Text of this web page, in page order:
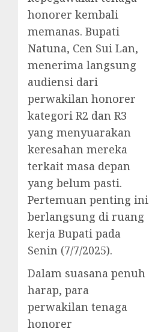
honorer kembali
memanas. Bupati
Natuna, Cen Sui Lan,
menerima langsung
audiensi dari
perwakilan honorer
kategori R2 dan R3
yang menyuarakan
keresahan mereka
terkait masa depan
yang belum pasti.
Pertemuan penting ini
berlangsung di ruang
kerja Bupati pada
Senin (7/7/2025).
Dalam suasana penuh
harap, para
perwakilan tenaga
honorer